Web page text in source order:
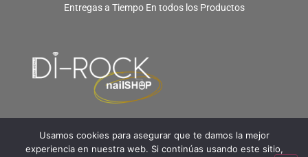
Entregas a Tiempo En todos los Productos
Usamos cookies para asegurar que te damos la mejor
experiencia en nuestra web. Si continúas usando este sitio,